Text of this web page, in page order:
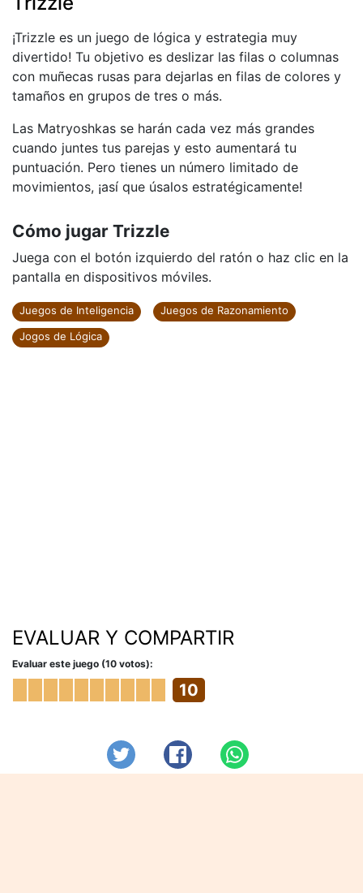
¡Trizzle es un juego de lógica y estrategia muy
divertido! Tu objetivo es deslizar las filas o columnas
con muñecas rusas para dejarlas en filas de colores y
tamaños en grupos de tres o más.
Las Matryoshkas se harán cada vez más grandes
cuando juntes tus parejas y esto aumentará tu
puntuación. Pero tienes un número limitado de
movimientos, ¡así que úsalos estratégicamente!
Cómo jugar Trizzle
Juega con el botón izquierdo del ratón o haz clic en la
pantalla en dispositivos móviles.
Juegos de Inteligencia
Juegos de Razonamiento
Jogos de Lógica
EVALUAR Y COMPARTIR
Evaluar este juego (10 votos):
10